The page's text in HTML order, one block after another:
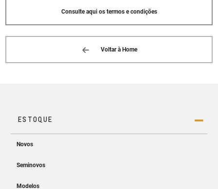
Consulte aqui os termos e condições
Voltar à Home